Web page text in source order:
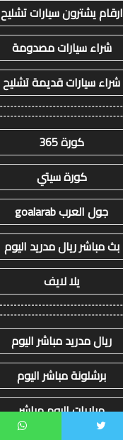
ارقام يشترون سيارات تشليح
شراء سيارات مصدومة
شراء سيارات قديمة تشليح
كورة 365
كورة سيتي
جول العرب goalarab
بث مباشر ريال مدريد اليوم
يلا لايف
ريال مدريد مباشر اليوم
برشلونة مباشر اليوم
مباريات اليوم مباشر